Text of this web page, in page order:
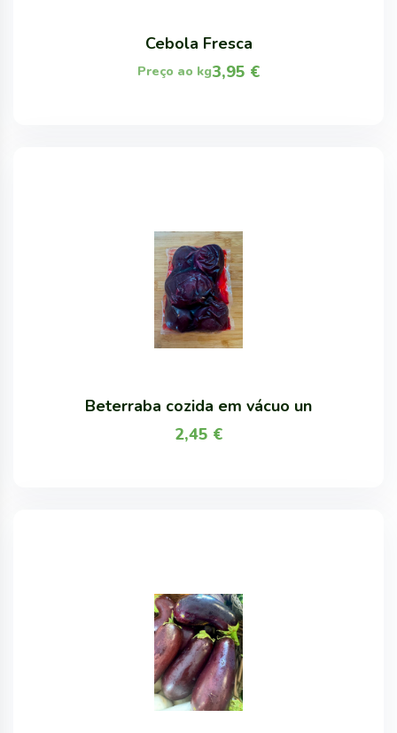
Cebola Fresca
3,95 €
Preço ao kg
Beterraba cozida em vácuo un
2,45 €